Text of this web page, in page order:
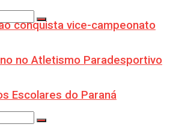
conquista vice-campeonato
no Atletismo Paradesportivo
Escolares do Paraná